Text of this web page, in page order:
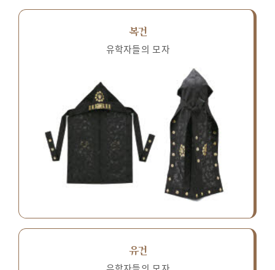
복건
유학자들의 모자
유건